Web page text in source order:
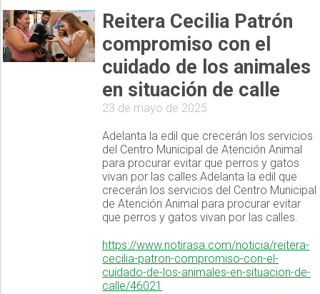
Reitera Cecilia Patrón
compromiso con el
cuidado de los animales
en situación de calle
23 de mayo de 2025
Adelanta la edil que crecerán los servicios
del Centro Municipal de Atención Animal
para procurar evitar que perros y gatos
vivan por las calles.Adelanta la edil que
crecerán los servicios del Centro Municipal
de Atención Animal para procurar evitar
que perros y gatos vivan por las calles.
https://www.notirasa.com/noticia/reitera-
cecilia-patron-compromiso-con-el-
cuidado-de-los-animales-en-situacion-de-
calle/46021